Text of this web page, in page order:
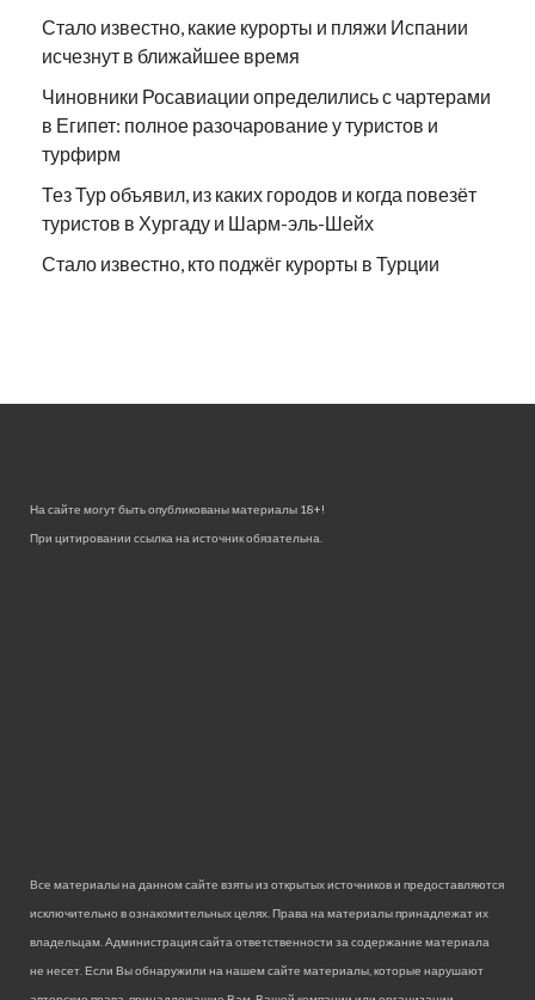
Стало известно, какие курорты и пляжи Испании
исчезнут в ближайшее время
Чиновники Росавиации определились с чартерами
в Египет: полное разочарование у туристов и
турфирм
Тез Тур объявил, из каких городов и когда повезёт
туристов в Хургаду и Шарм-эль-Шейх
Стало известно, кто поджёг курорты в Турции
На сайте могут быть опубликованы материалы 18+!
При цитировании ссылка на источник обязательна.
Все материалы на данном сайте взяты из открытых источников и предоставляются
исключительно в ознакомительных целях. Права на материалы принадлежат их
владельцам. Администрация сайта ответственности за содержание материала
не несет. Если Вы обнаружили на нашем сайте материалы, которые нарушают